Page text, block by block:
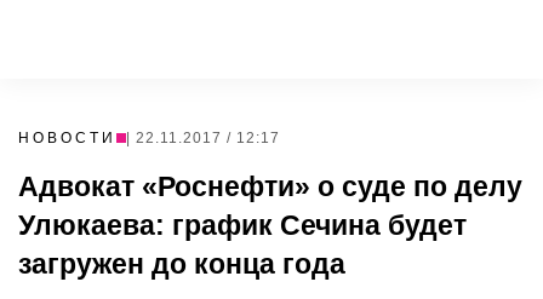
НОВОСТИ | 22.11.2017 / 12:17
Адвокат «Роснефти» о суде по делу
Улюкаева: график Сечина будет
загружен до конца года